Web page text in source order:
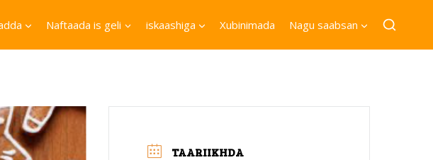
Naftaada is geli iskaashiga Xubinimada Nagu saabsan
TAARIIKHDA